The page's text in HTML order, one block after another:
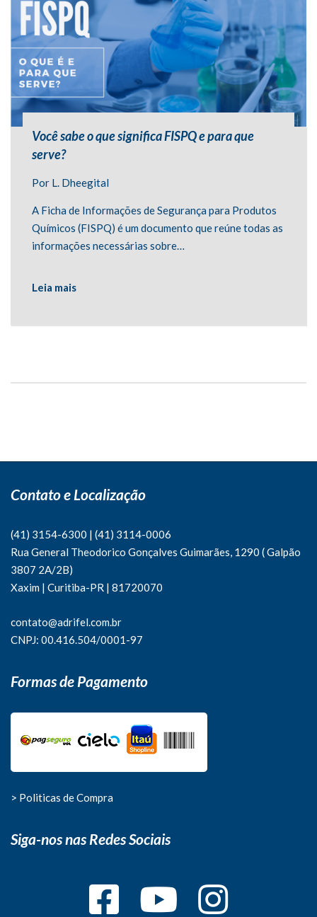
Você sabe o que significa FISPQ e para que
serve?
Por L. Dheegital
A Ficha de Informações de Segurança para Produtos
Químicos (FISPQ) é um documento que reúne todas as
informações necessárias sobre…
Leia mais
Contato e Localização
(41) 3154-6300 | (41) 3114-0006
Rua General Theodorico Gonçalves Guimarães, 1290 ( Galpão
3807 2A/2B)
Xaxim | Curitiba-PR | 81720070
contato@adrifel.com.br
CNPJ: 00.416.504/0001-97
Formas de Pagamento
> Politicas de Compra
Siga-nos nas Redes Sociais